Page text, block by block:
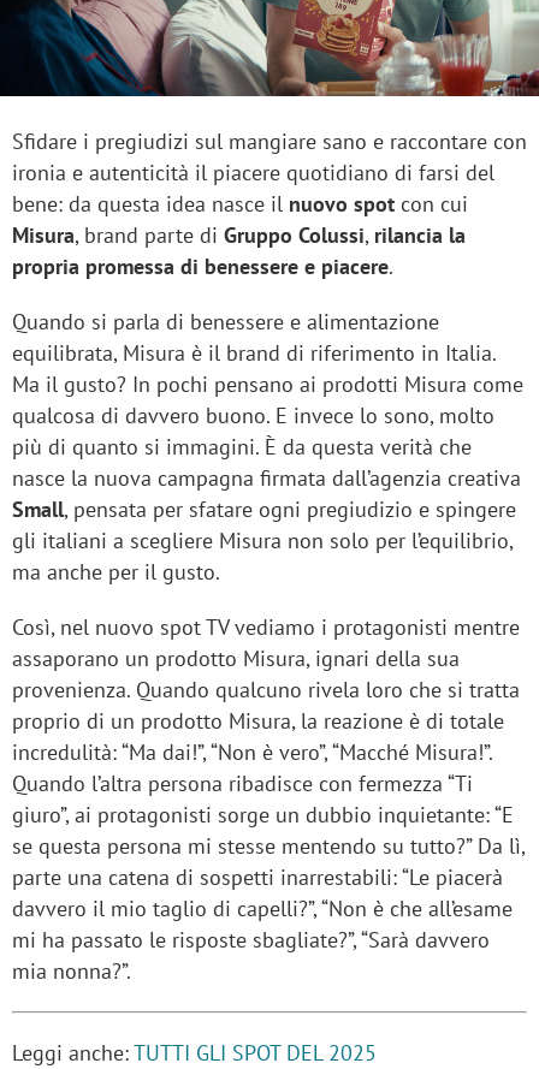
Sfidare i pregiudizi sul mangiare sano e raccontare con
ironia e autenticità il piacere quotidiano di farsi del
bene: da questa idea nasce il nuovo spot con cui
Misura, brand parte di Gruppo Colussi, rilancia la
propria promessa di benessere e piacere.
Quando si parla di benessere e alimentazione
equilibrata, Misura è il brand di riferimento in Italia.
Ma il gusto? In pochi pensano ai prodotti Misura come
qualcosa di davvero buono. E invece lo sono, molto
più di quanto si immagini. È da questa verità che
nasce la nuova campagna firmata dall’agenzia creativa
Small, pensata per sfatare ogni pregiudizio e spingere
gli italiani a scegliere Misura non solo per l’equilibrio,
ma anche per il gusto.
Così, nel nuovo spot TV vediamo i protagonisti mentre
assaporano un prodotto Misura, ignari della sua
provenienza. Quando qualcuno rivela loro che si tratta
proprio di un prodotto Misura, la reazione è di totale
incredulità: “Ma dai!”, “Non è vero”, “Macché Misura!”.
Quando l’altra persona ribadisce con fermezza “Ti
giuro”, ai protagonisti sorge un dubbio inquietante: “E
se questa persona mi stesse mentendo su tutto?” Da lì,
parte una catena di sospetti inarrestabili: “Le piacerà
davvero il mio taglio di capelli?”, “Non è che all’esame
mi ha passato le risposte sbagliate?”, “Sarà davvero
mia nonna?”.
Leggi anche:TUTTI GLI SPOT DEL 2025